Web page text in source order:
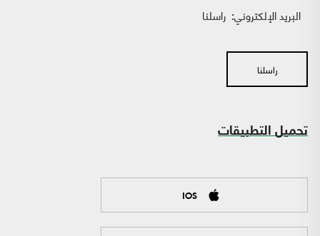
البريد الإلكتروني: راسلنا
راسلنا
تحميل التطبيقات
IOS